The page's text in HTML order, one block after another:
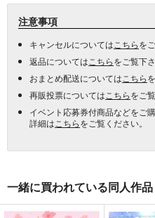
注意事項
キャンセルについては こちらを
返品については こちらをご覧下さ
おまとめ配送については こちら
再販投票については こちらをご
イベント応募券付商品などをご
詳細は こちらをご覧ください。
一緒に買われている同人作